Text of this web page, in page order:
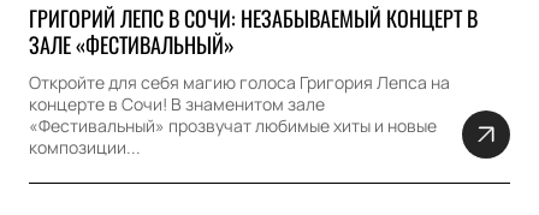
ГРИГОРИЙ ЛЕПС В СОЧИ: НЕЗАБЫВАЕМЫЙ КОНЦЕРТ В
ЗАЛЕ «ФЕСТИВАЛЬНЫЙ»
Откройте для себя магию голоса Григория Лепса на
концерте в Сочи! В знаменитом зале
«Фестивальный» прозвучат любимые хиты и новые
композиции...